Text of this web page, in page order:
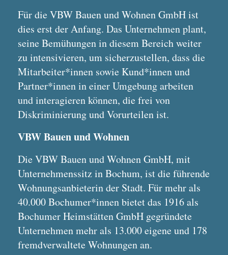
Für die VBW Bauen und Wohnen GmbH ist
dies erst der Anfang. Das Unternehmen plant,
seine Bemühungen in diesem Bereich weiter
zu intensivieren, um sicherzustellen, dass die
Mitarbeiter*innen sowie Kund*innen und
Partner*innen in einer Umgebung arbeiten
und interagieren können, die frei von
Diskriminierung und Vorurteilen ist.
VBW Bauen und Wohnen
Die VBW Bauen und Wohnen GmbH, mit
Unternehmenssitz in Bochum, ist die führende
Wohnungsanbieterin der Stadt. Für mehr als
40.000 Bochumer*innen bietet das 1916 als
Bochumer Heimstätten GmbH gegründete
Unternehmen mehr als 13.000 eigene und 178
fremdverwaltete Wohnungen an.